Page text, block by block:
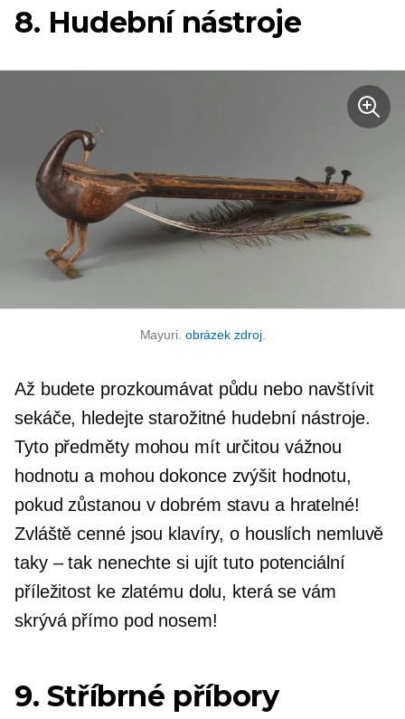
8. Hudební nástroje
Mayuri. obrázek zdroj.
Až budete prozkoumávat půdu nebo navštívit
sekáče, hledejte starožitné hudební nástroje.
Tyto předměty mohou mít určitou vážnou
hodnotu a mohou dokonce zvýšit hodnotu,
pokud zůstanou v dobrém stavu a hratelné!
Zvláště cenné jsou klavíry, o houslích nemluvě
taky – tak nenechte si ujít tuto potenciální
příležitost ke zlatému dolu, která se vám
skrývá přímo pod nosem!
9. Stříbrné příbory